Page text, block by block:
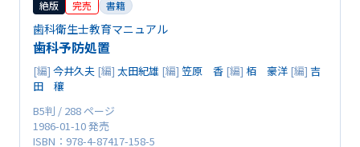
絶版 完売 書籍
歯科衛生士教育マニュアル
歯科予防処置
[編] 今井久夫 [編] 太田紀雄 [編] 笠原 香 [編] 栢 豪洋 [編] 吉
田 穰
B5判 / 288 ページ
1986-01-10 発売
ISBN：978-4-87417-158-5